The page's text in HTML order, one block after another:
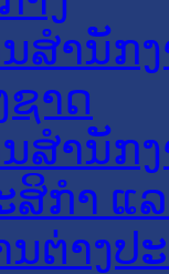
ສໍານັກ
າດ
ສຳນັກ
ສິກຳ ແ
ຕ່າງປ